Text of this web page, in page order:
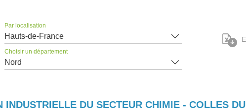
Par localisation
Hauts-de-France
Choisir un département
Nord
INDUSTRIELLE DU SECTEUR CHIMIE - COLLES